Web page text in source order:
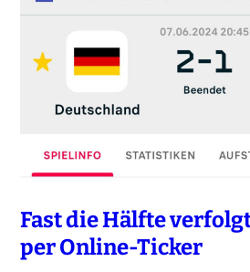
Fast die Hälfte
per Online-Ticker